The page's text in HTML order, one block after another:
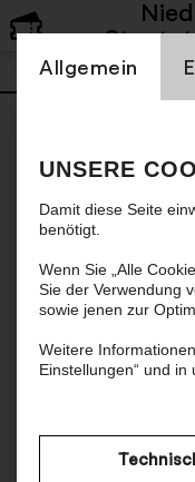
Einstellung
Allgemein
UNSERE
Damit diese Seite
benötigt.
Wenn Sie „Alle
Sie der Verwendung
sowie jenen zur
Weitere
Einstellungen“ und in